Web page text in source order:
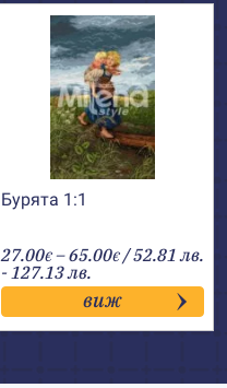
Бурята 1:1
27.00€ –65.00€Price
range:
27.00€
through
65.00€
/ 52.81 лв.
- 127.13 лв.
виж